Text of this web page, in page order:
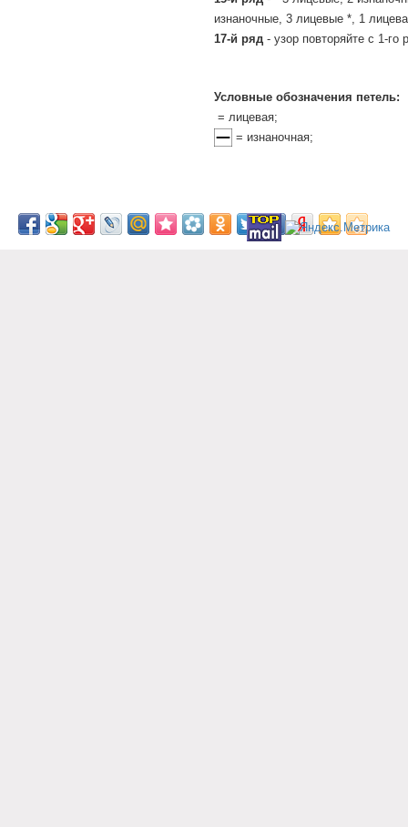
изнаночные, 3 лицевые *, 1
17-й ряд - узор повторяйте с 1-го
Условные обозначения петель:
= лицевая;
= изнаночная;